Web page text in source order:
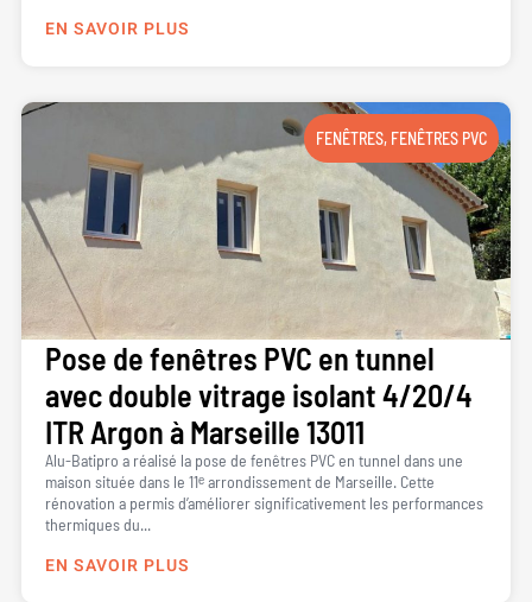
EN SAVOIR PLUS
FENÊTRES, FENÊTRES PVC
Pose de fenêtres PVC en tunnel
avec double vitrage isolant 4/20/4
ITR Argon à Marseille 13011
Alu-Batipro a réalisé la pose de fenêtres PVC en tunnel dans une
maison située dans le 11ᵉ arrondissement de Marseille. Cette
rénovation a permis d’améliorer significativement les performances
thermiques du...
EN SAVOIR PLUS